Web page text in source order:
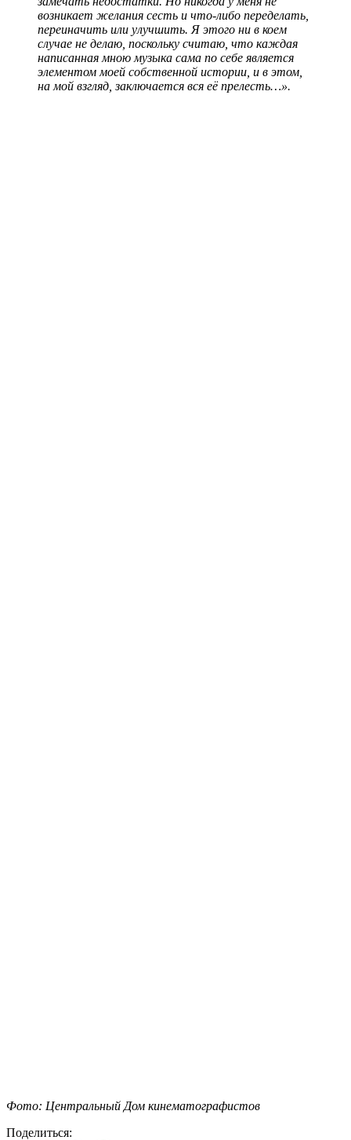
возникает желания сесть и что-либо переделать,
переиначить или улучшить. Я этого ни в коем
случае не делаю, поскольку считаю, что каждая
написанная мною музыка сама по себе является
элементом моей собственной истории, и в этом,
на мой взгляд, заключается вся её прелесть…».
Фото: Центральный Дом кинематографистов
Поделиться: